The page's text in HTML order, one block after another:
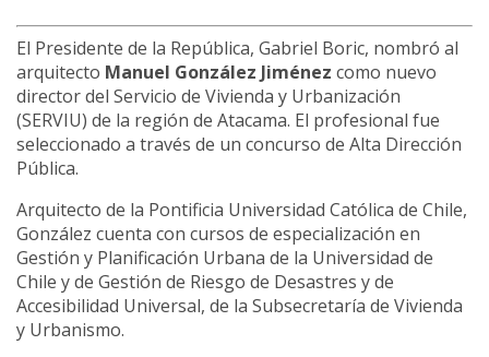
El Presidente de la República, Gabriel Boric, nombró al
arquitecto Manuel González Jiménez como nuevo
director del Servicio de Vivienda y Urbanización
(SERVIU) de la región de Atacama. El profesional fue
seleccionado a través de un concurso de Alta Dirección
Pública.
Arquitecto de la Pontificia Universidad Católica de Chile,
González cuenta con cursos de especialización en
Gestión y Planificación Urbana de la Universidad de
Chile y de Gestión de Riesgo de Desastres y de
Accesibilidad Universal, de la Subsecretaría de Vivienda
y Urbanismo.